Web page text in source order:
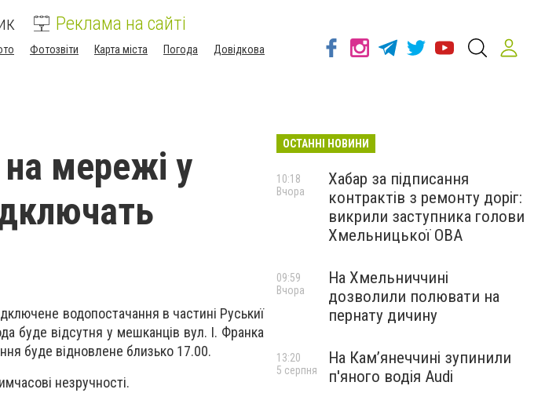
Реклама на сайті
Фотозвіти Карта міста Погода
Довідкова
мережі у
водопостачання в частині Руськиї
буде відсутня у мешканців вул. І. Франка
буде відновлене близько 17.00.
незручності.
ОСТАННІ НОВИНИ
Хабар за підписання
контрактів з ремонту доріг:
викрили заступника голови
Хмельницької ОВА
10:18
Вчора
На Хмельниччині
дозволили полювати на
пернату дичину
09:59
Вчора
На Камʼянеччині зупинили
п'яного водія Audi
13:20
5 серпня